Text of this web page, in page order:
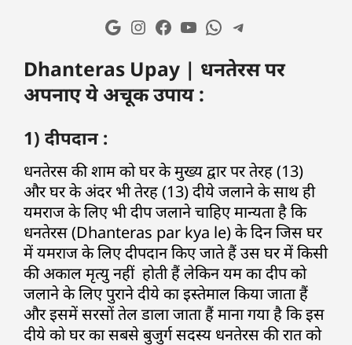
Dhanteras Upay | धनतेरस पर
अपनाए ये अचूक उपाय :
1) दीपदान :
धनतेरस की शाम को घर के मुख्य द्वार पर तेरह (13)
और घर के अंदर भी तेरह (13) दीये जलाने के साथ ही
यमराज के लिए भी दीप जलाने चाहिए मान्यता है कि
धनतेरस (Dhanteras par kya le) के दिन जिस घर
में यमराज के लिए दीपदान किए जाते हैं उस घर में किसी
की अकाल मृत्यु नहीं होती हैं लेकिन यम का दीप को
जलाने के लिए पुराने दीये का इस्तेमाल किया जाता हैं
और इसमें सरसों तेल डाला जाता हैं माना गया है कि इस
दीये को घर का सबसे बुजुर्ग सदस्य धनतेरस की रात को